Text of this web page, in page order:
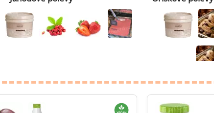
Arašídové ochucovací pasty
výrobu kvalitní zmrzliny
Ochucovací sušené ingredience
Ovocné pyré - 100% rozmixované
Posypy pro dekoraci
Zmrzlinové kornoutky